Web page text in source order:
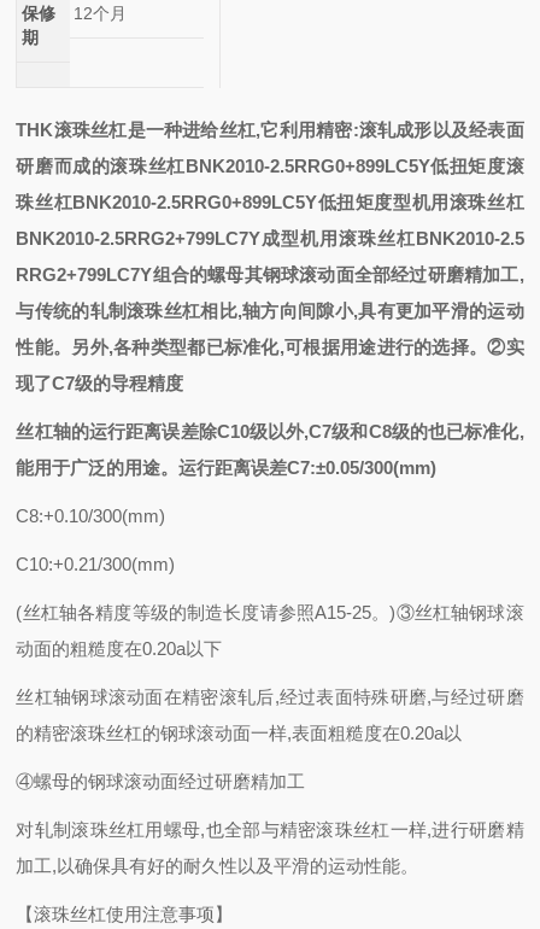
保修
期
12个月
THK滚珠丝杠是一种进给丝杠,它利用精密:滚轧成形以及经表面
研磨而成的滚珠丝杠BNK2010-2.5RRG0+899LC5Y低扭矩度滚
珠丝杠BNK2010-2.5RRG0+899LC5Y低扭矩度型机用滚珠丝杠
BNK2010-2.5RRG2+799LC7Y成型机用滚珠丝杠BNK2010-2.5
RRG2+799LC7Y组合的螺母其钢球滚动面全部经过研磨精加工,
与传统的轧制滚珠丝杠相比,轴方向间隙小,具有更加平滑的运动
性能。另外,各种类型都已标准化,可根据用途进行的选择。②实
现了C7级的导程精度
丝杠轴的运行距离误差除C10级以外,C7级和C8级的也已标准化,
能用于广泛的用途。运行距离误差C7:±0.05/300(mm)
C8:+0.10/300(mm)
C10:+0.21/300(mm)
(丝杠轴各精度等级的制造长度请参照A15-25。)③丝杠轴钢球滚
动面的粗糙度在0.20a以下
丝杠轴钢球滚动面在精密滚轧后,经过表面特殊研磨,与经过研磨
的精密滚珠丝杠的钢球滚动面一样,表面粗糙度在0.20a以
④螺母的钢球滚动面经过研磨精加工
对轧制滚珠丝杠用螺母,也全部与精密滚珠丝杠一样,进行研磨精
加工,以确保具有好的耐久性以及平滑的运动性能。
【滚珠丝杠使用注意事项】